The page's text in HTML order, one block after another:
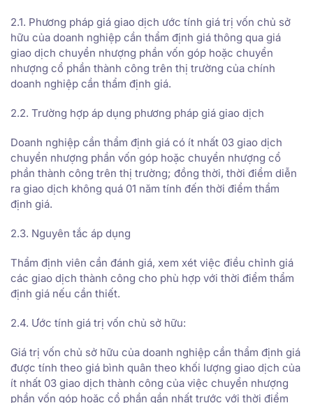
2.1. Phương pháp giá giao dịch ước tính giá trị vốn chủ sở
hữu của doanh nghiệp cần thẩm định giá thông qua giá
giao dịch chuyển nhượng phần vốn góp hoặc chuyển
nhượng cổ phần thành công trên thị trường của chính
doanh nghiệp cần thẩm định giá.
2.2. Trường hợp áp dụng phương pháp giá giao dịch
Doanh nghiệp cần thẩm định giá có ít nhất 03 giao dịch
chuyển nhượng phần vốn góp hoặc chuyển nhượng cổ
phần thành công trên thị trường; đồng thời, thời điểm diễn
ra giao dịch không quá 01 năm tính đến thời điểm thẩm
định giá.
2.3. Nguyên tắc áp dụng
Thẩm định viên cần đánh giá, xem xét việc điều chỉnh giá
các giao dịch thành công cho phù hợp với thời điểm thẩm
định giá nếu cần thiết.
2.4. Ước tính giá trị vốn chủ sở hữu:
Giá trị vốn chủ sở hữu của doanh nghiệp cần thẩm định giá
được tính theo giá bình quân theo khối lượng giao dịch của
ít nhất 03 giao dịch thành công của việc chuyển nhượng
phần vốn góp hoặc cổ phần gần nhất trước với thời điểm